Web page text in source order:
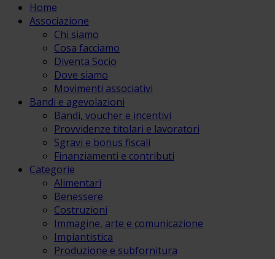
Home
Associazione
Chi siamo
Cosa facciamo
Diventa Socio
Dove siamo
Movimenti associativi
Bandi e agevolazioni
Bandi, voucher e incentivi
Provvidenze titolari e lavoratori
Sgravi e bonus fiscali
Finanziamenti e contributi
Categorie
Alimentari
Benessere
Costruzioni
Immagine, arte e comunicazione
Impiantistica
Produzione e subfornitura